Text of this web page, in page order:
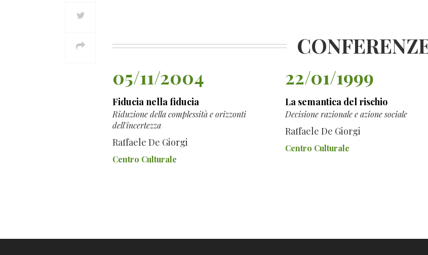
05/11/2004
Fiducia nella fiducia
Riduzione della complessità e orizzonti
dell'incertezza
Raffaele De Giorgi
Centro Culturale
22/01/1999
La semantica del rischio
Decisione razionale e azione sociale
Raffaele De Giorgi
Centro Culturale